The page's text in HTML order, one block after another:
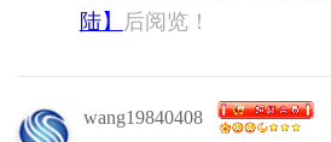
陆】
后阅览！
wang19840408